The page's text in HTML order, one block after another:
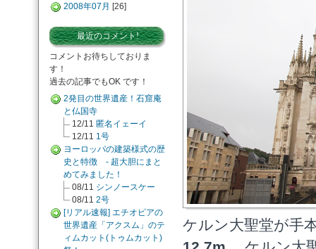
2008年07月 [26]
最近のコメント!
コメントお待ちしておりま
す！
過去の記事でもOK です！
2発目の世界遺産！石窟庵
と仏国寺
12/11 匿名イェーイ
12/11 1号
ヨーロッパの建築様式の歴
史と特徴 - 超大胆にまと
めてみました！
08/11 シンノースケー
08/11 2号
[リアル速報] エチオピアの
世界遺産「アクスム」のテ
ィムカット(トゥムカット)
ケルン大聖堂が手